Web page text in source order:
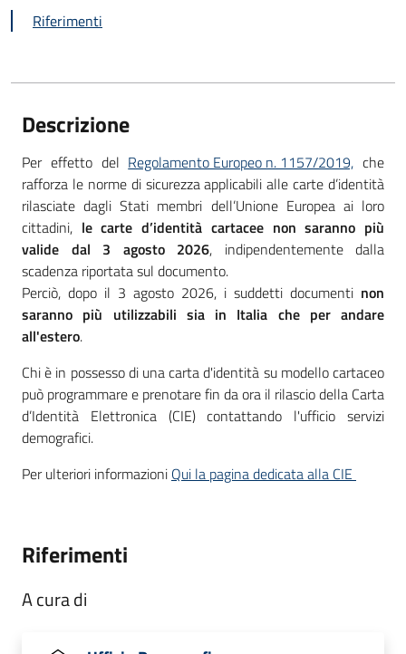
Riferimenti
Descrizione
Per effetto del Regolamento Europeo n. 1157/2019, che
rafforza le norme di sicurezza applicabili alle carte d’identità
rilasciate dagli Stati membri dell’Unione Europea ai loro
cittadini, le carte d’identità cartacee non saranno più
valide dal 3 agosto 2026, indipendentemente dalla
scadenza riportata sul documento.
Perciò, dopo il 3 agosto 2026, i suddetti documenti non
saranno più utilizzabili sia in Italia che per andare
all'estero.
Chi è in possesso di una carta d'identità su modello cartaceo
può programmare e prenotare fin da ora il rilascio della Carta
d’Identità Elettronica (CIE) contattando l'ufficio servizi
demografici.
Per ulteriori informazioni Qui la pagina dedicata alla CIE
Riferimenti
A cura di